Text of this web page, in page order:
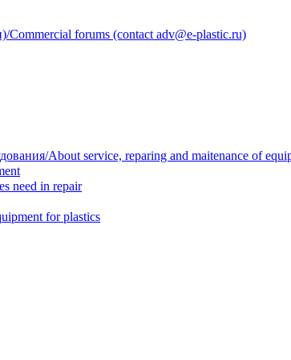
forums (contact adv@e-plastic.ru)
About service, reparing and maitenance of
need in repair
for plastics